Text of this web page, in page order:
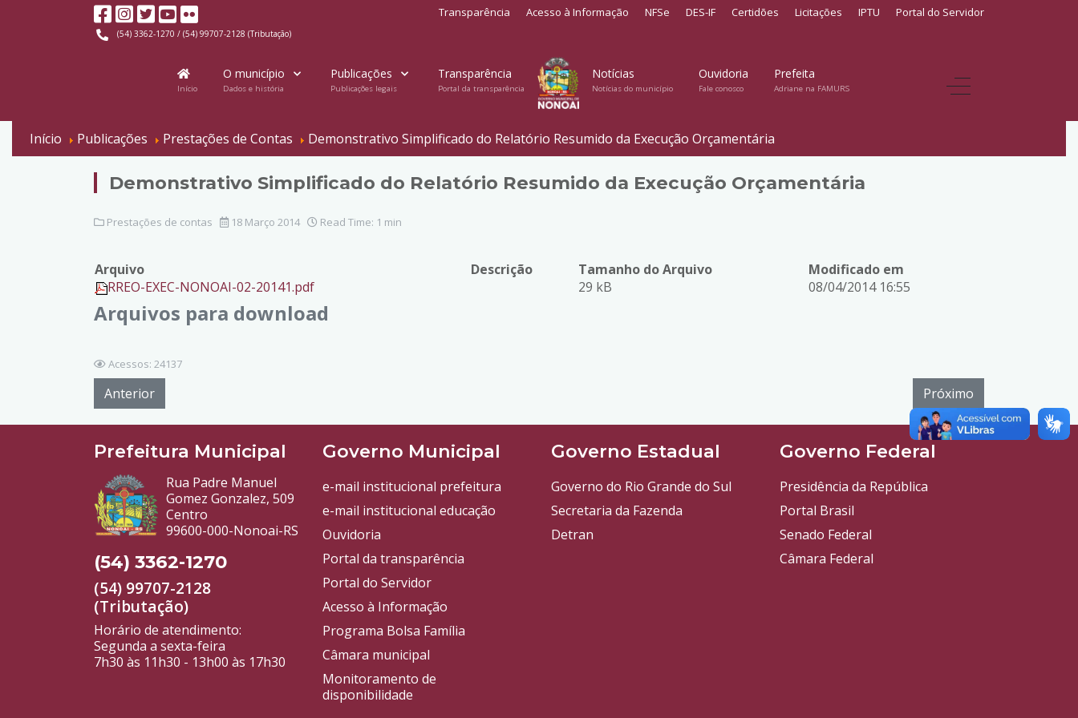
(54) 3362-1270 / (54) 99707-2128 (Tributação)
Transparência Acesso à Informação NFSe DES-IF Certidões Licitações IPTU Portal do Servidor
Início
O município
Dados e história
Publicações
Publicações legais
Transparência
Portal da transparência
Notícias
Notícias do município
Ouvidoria
Fale conosco
Prefeita
Adriane na FAMURS
Início Publicações Prestações de Contas Demonstrativo Simplificado do Relatório Resumido da Execução Orçamentária
Demonstrativo Simplificado do Relatório Resumido da Execução Orçamentária
Prestações de contas 18 Março 2014 Read Time: 1 min
Arquivos para download
Arquivo Descrição Tamanho do Arquivo
Modificado em
RREO-EXEC-NONOAI-02-20141.pdf
29 kB 08/04/2014 16:55
Acessos: 24137
Anterior Próximo
Prefeitura Municipal
Rua Padre Manuel
Gomez Gonzalez, 509
Centro
99600-000-Nonoai-RS
(54) 3362-1270
(54) 99707-2128
(Tributação)
Horário de atendimento:
Segunda a sexta-feira
7h30 às 11h30 - 13h00 às 17h30
Governo Municipal
e-mail institucional prefeitura
e-mail institucional educação
Ouvidoria
Portal da transparência
Portal do Servidor
Acesso à Informação
Programa Bolsa Família
Câmara municipal
Monitoramento de
disponibilidade
Governo Estadual
Governo do Rio Grande do Sul
Secretaria da Fazenda
Detran
Governo Federal
Presidência da República
Portal Brasil
Senado Federal
Câmara Federal